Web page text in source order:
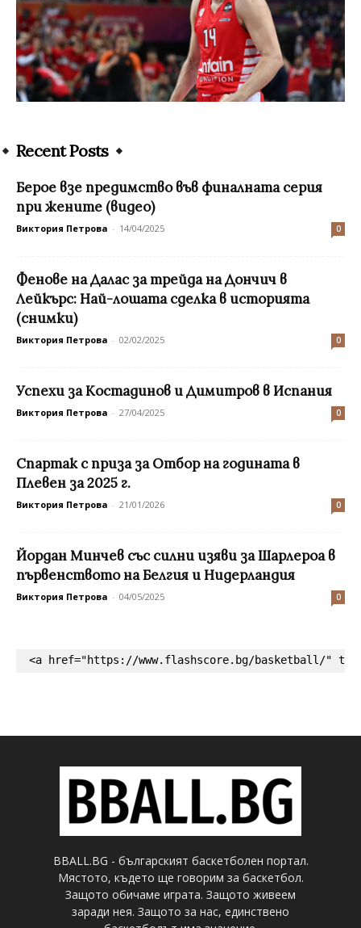
Recent Posts
Берое взе предимство във финалната серия
при жените (видео)
Виктория Петрова - 14/04/2025 0
Фенове на Далас за трейда на Дончич в
Лейкърс: Най-лошата сделка в историята
(снимки)
Виктория Петрова - 02/02/2025 0
Успехи за Костадинов и Димитров в Испания
Виктория Петрова - 27/04/2025 0
Спартак с приза за Отбор на годината в
Плевен за 2025 г.
Виктория Петрова - 21/01/2026 0
Йордан Минчев със силни изяви за Шарлероа в
първенството на Белгия и Нидерландия
Виктория Петрова - 04/05/2025 0
<a href="https://www.flashscore.bg/basketball/"
BBALL.BG - българският баскетболен портал.
Мястото, където ще говорим за баскетбол.
Защото обичаме играта. Защото живеем
заради нея. Защото за нас, единствено